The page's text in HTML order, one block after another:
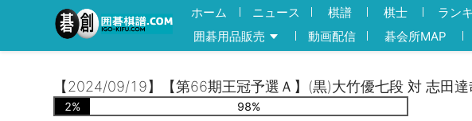
ホーム ニュース 棋譜 棋士 ラン
囲碁用品販売
動画配信 碁会所MAP
【2024/09/19】【第66期王冠予選Ａ】(黒)大竹優七段 対 志田達
2% 98%